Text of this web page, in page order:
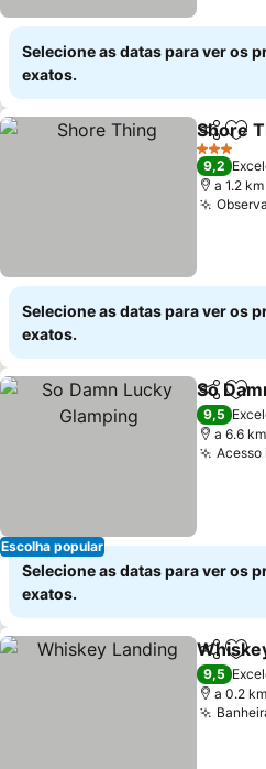
Selecione as datas para ver os
exatos.
Partilhar
Shore
3 Estrelas
9,2
a 1.2
Selecione as datas para ver os
exatos.
Escolha popular
Partilhar
So
9,5
a 6.6
Acesso
Selecione as datas para ver os
exatos.
Partilhar
9,5
a 0.2